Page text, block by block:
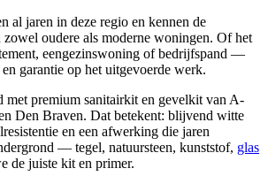
al jaren in deze regio en kennen de
zowel oudere als moderne woningen. Of het
eengezinswoning of bedrijfspand —
garantie op het uitgevoerde werk.
met premium sanitairkit en gevelkit van A-
Den Braven. Dat betekent: blijvend witte
en een afwerking die jaren
— tegel, natuursteen, kunststof, glas
de juiste kit en primer.